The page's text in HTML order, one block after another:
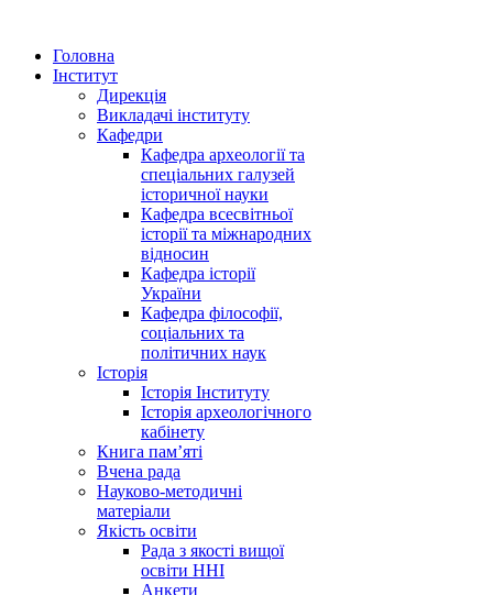
Головна
Інститут
Дирекція
Викладачі інституту
Кафедри
Кафедра археології та
спеціальних галузей
історичної науки
Кафедра всесвітньої
історії та міжнародних
відносин
Кафедра історії
України
Кафедра філософії,
соціальних та
політичних наук
Історія
Історія Інституту
Історія археологічного
кабінету
Книга памʼяті
Вчена рада
Науково-методичні
матеріали
Якість освіти
Рада з якості вищої
освіти ННІ
Анкети